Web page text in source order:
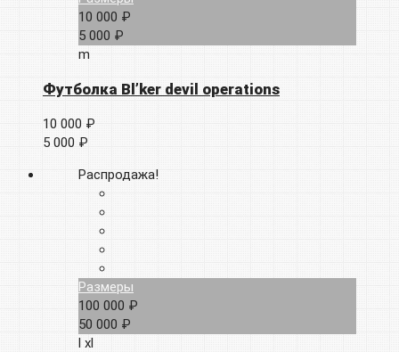
10 000 ₽
5 000 ₽
m
Футболка Bl’ker devil operations
10 000 ₽
5 000 ₽
Распродажа!
Размеры
100 000 ₽
50 000 ₽
l xl